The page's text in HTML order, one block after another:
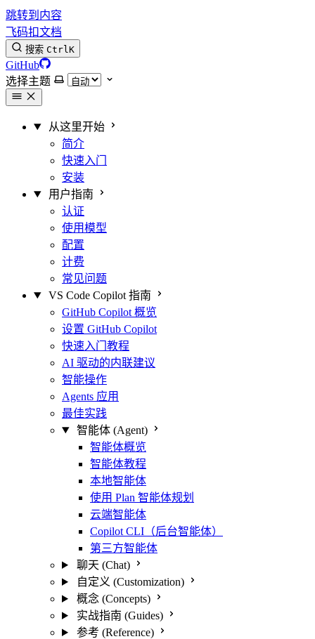
跳转到内容
飞码扣文档
搜索 CtrlK
GitHub
选择主题
从这里开始
简介
快速入门
安装
用户指南
认证
使用模型
配置
计费
常见问题
VS Code Copilot 指南
GitHub Copilot 概览
设置 GitHub Copilot
快速入门教程
AI 驱动的内联建议
智能操作
Agents 应用
最佳实践
智能体 (Agent)
智能体概览
智能体教程
本地智能体
使用 Plan 智能体规划
云端智能体
Copilot CLI（后台智能体）
第三方智能体
聊天 (Chat)
自定义 (Customization)
概念 (Concepts)
实战指南 (Guides)
参考 (Reference)